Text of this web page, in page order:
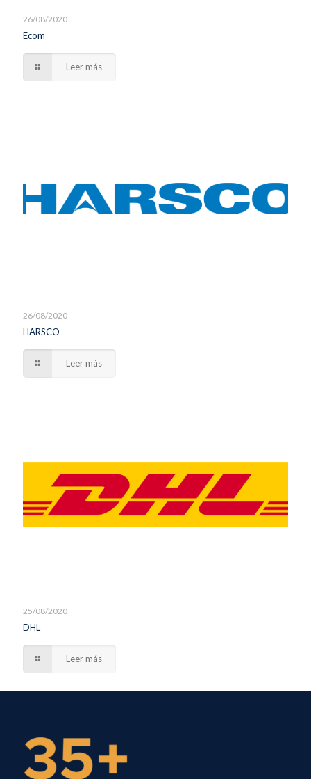
26/08/2020
Ecom
Leer más
26/08/2020
HARSCO
Leer más
25/08/2020
DHL
Leer más